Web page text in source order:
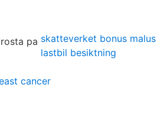
skatteverket bonus malus
lastbil besiktning
cancer